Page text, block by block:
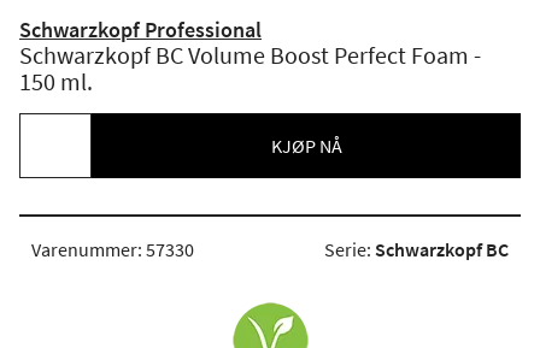
Schwarzkopf Professional
Schwarzkopf BC Volume Boost Perfect Foam -
150 ml.
KJØP NÅ
Varenummer: 57330 Serie: Schwarzkopf BC